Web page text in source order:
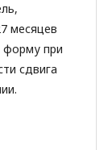
месяцев
форму при
сдвига